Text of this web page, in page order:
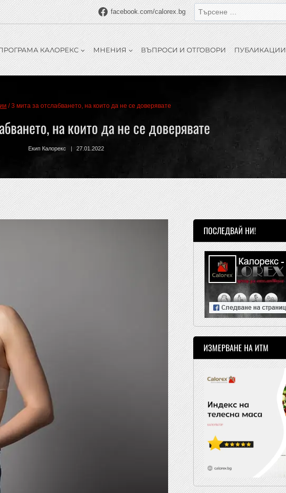
facebook.com/calorex.bg
КАЛОРЕКС МНЕНИЯ ВЪПРОСИ И ОТГОВОРИ ПУБЛИКАЦИИ
/ 3 мита за отслабването, на които да не се доверявате
на които да не се доверявате
Екип Калорекс 27.01.2022
ПОСЛЕДВАЙ НИ!
ИЗМЕРВАНЕ НА ИТМ